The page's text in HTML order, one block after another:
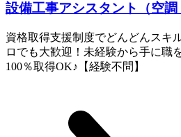
設備工事アシスタント（空調
資格取得支援制度でどんどんスキ
ロでも大歓迎！未経験から手に職
100％取得OK♪【経験不問】